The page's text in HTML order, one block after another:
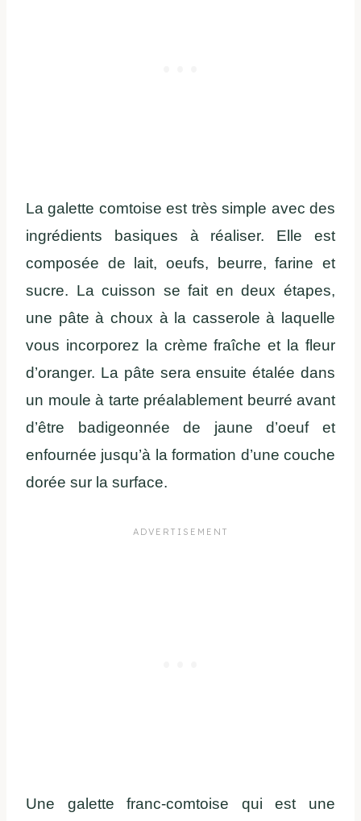
La galette comtoise est très simple avec des
ingrédients basiques à réaliser. Elle est
composée de lait, oeufs, beurre, farine et
sucre. La cuisson se fait en deux étapes,
une pâte à choux à la casserole à laquelle
vous incorporez la crème fraîche et la fleur
d’oranger. La pâte sera ensuite étalée dans
un moule à tarte préalablement beurré avant
d’être badigeonnée de jaune d’oeuf et
enfournée jusqu’à la formation d’une couche
dorée sur la surface.
Une galette franc-comtoise qui est une